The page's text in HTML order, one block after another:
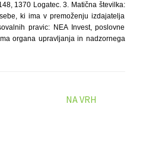
1370 Logatec. 3. Matična številka:
ki ima v premoženju izdajatelja
pravic: NEA Invest, poslovne
organa upravljanja in nadzornega
NA VRH